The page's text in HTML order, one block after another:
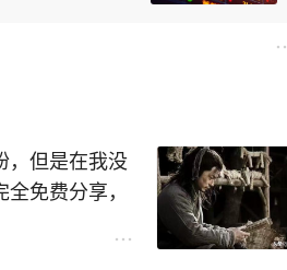
，但是在我没
免费分享，
思为什么？